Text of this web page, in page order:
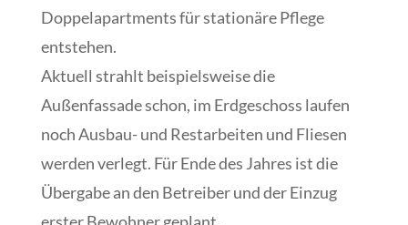
Doppelapartments für stationäre Pflege
entstehen.
Aktuell strahlt beispielsweise die
Außenfassade schon, im Erdgeschoss laufen
noch Ausbau- und Restarbeiten und Fliesen
werden verlegt. Für Ende des Jahres ist die
Übergabe an den Betreiber und der Einzug